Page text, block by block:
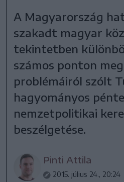
A Magyarország
szakadt magyar
tekintetben
számos ponton
problémáiról szólt
hagyományos
nemzetpolitikai
beszélgetése.
Pinti Attila
2015. július 24., 20:24